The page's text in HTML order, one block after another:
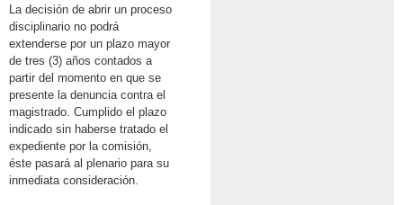
La decisión de abrir un proceso
disciplinario no podrá
extenderse por un plazo mayor
de tres (3) años contados a
partir del momento en que se
presente la denuncia contra el
magistrado. Cumplido el plazo
indicado sin haberse tratado el
expediente por la comisión,
éste pasará al plenario para su
inmediata consideración.